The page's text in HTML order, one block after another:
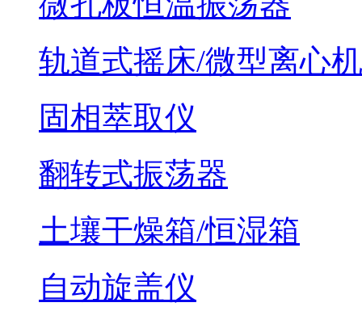
轨道式摇床/微型离心机
固相萃取仪
翻转式振荡器
土壤干燥箱/恒湿箱
自动旋盖仪